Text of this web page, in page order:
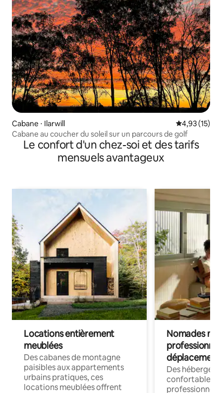
Cabane ⋅ Ilarwill Évaluation
4,93 (15)
Cabane au coucher du soleil sur un parcours de golf
Le confort d'un chez-soi et des tarifs
mensuels avantageux
Locations entièrement
meublées
Des cabanes de montagne
paisibles aux appartements
urbains pratiques, ces
locations meublées offrent
Nomades
déplacement
Des
confortables
professionnels